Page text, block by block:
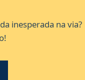
inesperada na via?